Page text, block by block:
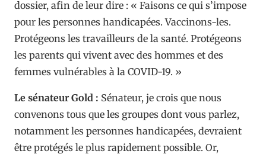
dossier, afin de leur dire : « Faisons ce qui s’impose
pour les personnes handicapées. Vaccinons-les.
Protégeons les travailleurs de la santé. Protégeons
les parents qui vivent avec des hommes et des
femmes vulnérables à la COVID-19. »
Le sénateur Gold : Sénateur, je crois que nous
convenons tous que les groupes dont vous parlez,
notamment les personnes handicapées, devraient
être protégés le plus rapidement possible. Or,